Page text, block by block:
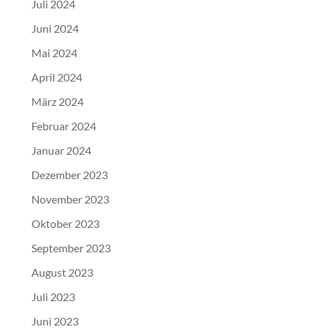
Juli 2024
Juni 2024
Mai 2024
April 2024
März 2024
Februar 2024
Januar 2024
Dezember 2023
November 2023
Oktober 2023
September 2023
August 2023
Juli 2023
Juni 2023